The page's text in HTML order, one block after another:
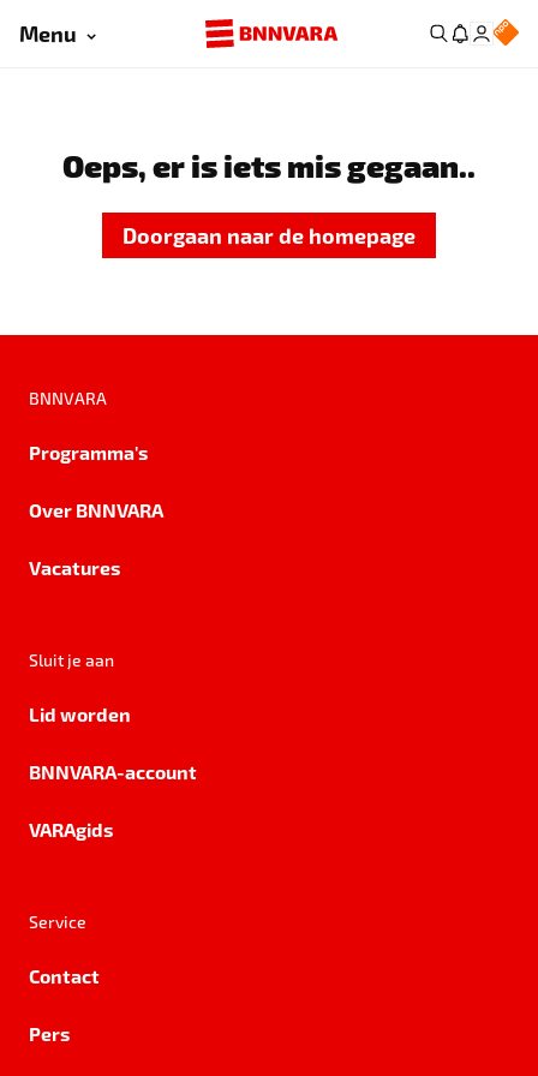
Menu
Oeps, er is iets mis gegaan..
Doorgaan naar de homepage
BNNVARA
Programma's
Over BNNVARA
Vacatures
Sluit je aan
Lid worden
BNNVARA-account
VARAgids
Service
Contact
Pers